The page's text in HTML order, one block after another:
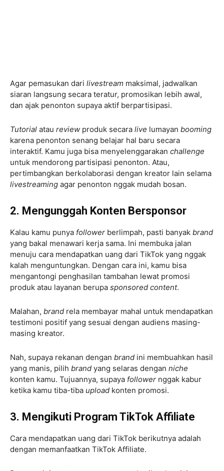
Agar pemasukan dari livestream maksimal, jadwalkan
siaran langsung secara teratur, promosikan lebih awal,
dan ajak penonton supaya aktif berpartisipasi.
Tutorial atau review produk secara live lumayan booming
karena penonton senang belajar hal baru secara
interaktif. Kamu juga bisa menyelenggarakan challenge
untuk mendorong partisipasi penonton. Atau,
pertimbangkan berkolaborasi dengan kreator lain selama
livestreaming agar penonton nggak mudah bosan.
2. Mengunggah Konten Bersponsor
Kalau kamu punya follower berlimpah, pasti banyak brand
yang bakal menawari kerja sama. Ini membuka jalan
menuju cara mendapatkan uang dari TikTok yang nggak
kalah menguntungkan. Dengan cara ini, kamu bisa
mengantongi penghasilan tambahan lewat promosi
produk atau layanan berupa sponsored content.
Malahan, brand rela membayar mahal untuk mendapatkan
testimoni positif yang sesuai dengan audiens masing-
masing kreator.
Nah, supaya rekanan dengan brand ini membuahkan hasil
yang manis, pilih brand yang selaras dengan niche
konten kamu. Tujuannya, supaya follower nggak kabur
ketika kamu tiba-tiba upload konten promosi.
3. Mengikuti Program TikTok Affiliate
Cara mendapatkan uang dari TikTok berikutnya adalah
dengan memanfaatkan TikTok Affiliate.